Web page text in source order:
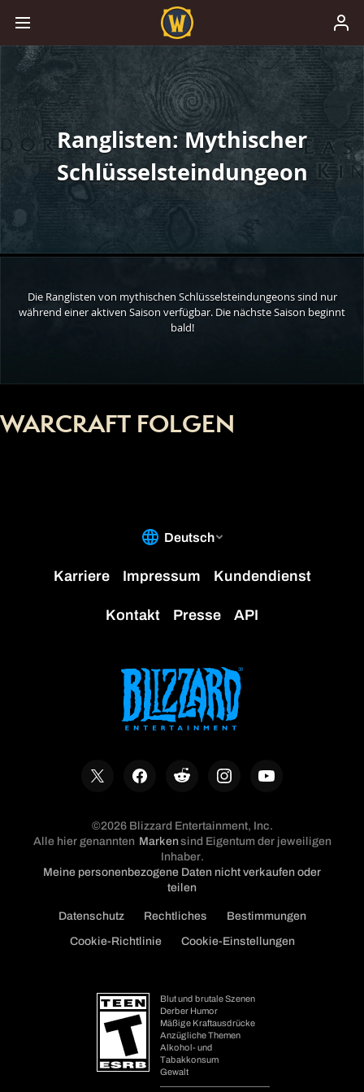
Ranglisten: Mythischer
Schlüsselsteindungeon
Die Ranglisten von mythischen Schlüsselsteindungeons sind nur
während einer aktiven Saison verfügbar. Die nächste Saison beginnt
bald!
WARCRAFT FOLGEN